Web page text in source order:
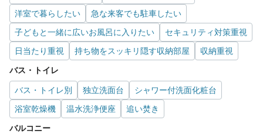
洋室で暮らしたい
急な来客でも駐車したい
子どもと一緒に広いお風呂に入りたい
セキュリティ対策重視
日当たり重視
持ち物をスッキリ隠す収納部屋 収納重視
バス・トイレ
バス・トイレ別 独立洗面台
シャワー付洗面化粧台
浴室乾燥機
温水洗浄便座 追い焚き
バルコニー